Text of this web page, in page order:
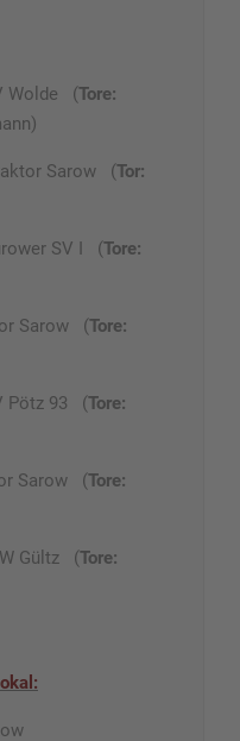
Wolde (Tore:
Sarow (Tor:
SV I (Tore:
Sarow (Tore:
Pötz 93 (Tore:
Sarow (Tore:
Gültz (Tore: